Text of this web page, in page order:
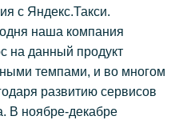
с Яндекс.Такси.
наша компания
на данный продукт
темпами, и во многом
развитию сервисов
В ноябре-декабре